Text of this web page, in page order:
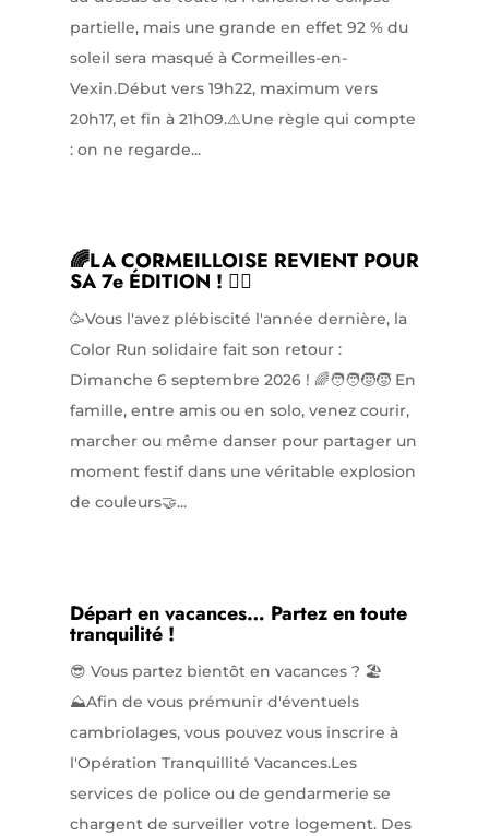
partielle, mais une grande en effet 92 % du
soleil sera masqué à Cormeilles-en-
Vexin.Début vers 19h22, maximum vers
20h17, et fin à 21h09.⚠️Une règle qui compte
: on ne regarde...
🌈LA CORMEILLOISE REVIENT POUR
SA 7e ÉDITION ! 🏃‍♀️
🥳Vous l'avez plébiscité l'année dernière, la
Color Run solidaire fait son retour :
Dimanche 6 septembre 2026 ! 🌈🧑‍🧑‍🧒‍🧒 En
famille, entre amis ou en solo, venez courir,
marcher ou même danser pour partager un
moment festif dans une véritable explosion
de couleurs🤝...
Départ en vacances… Partez en toute
tranquilité !
😎 Vous partez bientôt en vacances ? 🏖️
⛰️Afin de vous prémunir d'éventuels
cambriolages, vous pouvez vous inscrire à
l'Opération Tranquillité Vacances.Les
services de police ou de gendarmerie se
chargent de surveiller votre logement. Des